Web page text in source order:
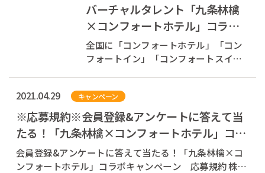
バーチャルタレント「九条林檎
×コンフォートホテル」コラボ
企画第三弾 描き下ろしノベル
ティつきプラン...
全国に「コンフォートホテル」「コン
フォートイン」「コンフォートスイー
代表取締役社長：村木 雄哉、以下チョ
イスホテルズジャパン）は、2021年4月
30日（金）、吸血鬼と人間のハイブリ
ッドレ...
2021.04.29 キャンペーン
※応募規約※会員登録&アンケートに答えて当
たる！「九条林檎×コンフォートホテル」コラ
ボキャンペーン
会員登録&アンケートに答えて当たる！「九条林檎×コ
ンフォートホテル」コラボキャンペーン 応募規約 株式